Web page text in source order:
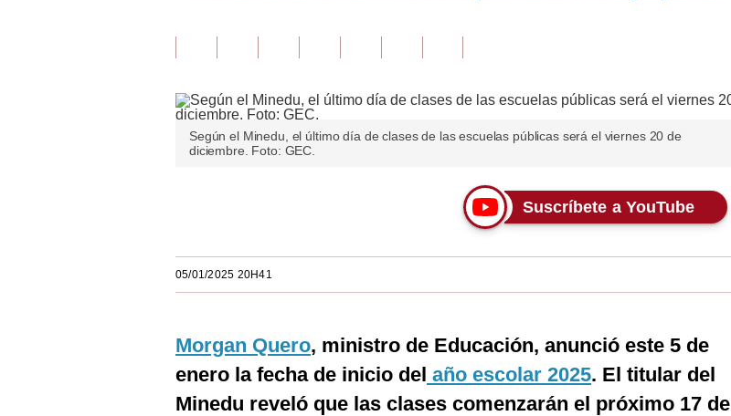
Según el Minedu, el último día de clases de las escuelas públicas será el viernes 20 de
diciembre. Foto: GEC.
Suscríbete a YouTube
05/01/2025 20H41
Morgan Quero, ministro de Educación, anunció este 5 de
enero la fecha de inicio del año escolar 2025. El titular del
Minedu reveló que las clases comenzarán el próximo 17 de